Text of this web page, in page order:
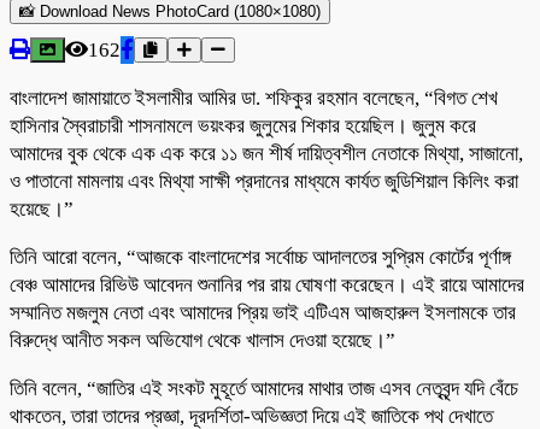
📸 Download News PhotoCard (1080×1080)
162
বাংলাদেশ জামায়াতে ইসলামীর আমির ডা. শফিকুর রহমান বলেছেন, “বিগত শেখ
হাসিনার স্বৈরাচারী শাসনামলে ভয়ংকর জুলুমের শিকার হয়েছিল। জুলুম করে
আমাদের বুক থেকে এক এক করে ১১ জন শীর্ষ দায়িত্বশীল নেতাকে মিথ্যা, সাজানো,
ও পাতানো মামলায় এবং মিথ্যা সাক্ষী প্রদানের মাধ্যমে কার্যত জুডিশিয়াল কিলিং করা
হয়েছে।”
তিনি আরো বলেন, “আজকে বাংলাদেশের সর্বোচ্চ আদালতের সুপ্রিম কোর্টের পূর্ণাঙ্গ
বেঞ্চ আমাদের রিভিউ আবেদন শুনানির পর রায় ঘোষণা করেছেন। এই রায়ে আমাদের
সম্মানিত মজলুম নেতা এবং আমাদের প্রিয় ভাই এটিএম আজহারুল ইসলামকে তার
বিরুদ্ধে আনীত সকল অভিযোগ থেকে খালাস দেওয়া হয়েছে।”
তিনি বলেন, “জাতির এই সংকট মুহূর্তে আমাদের মাথার তাজ এসব নেতৃবৃন্দ যদি বেঁচে
থাকতেন, তারা তাদের প্রজ্ঞা, দূরদর্শিতা-অভিজ্ঞতা দিয়ে এই জাতিকে পথ দেখাতে